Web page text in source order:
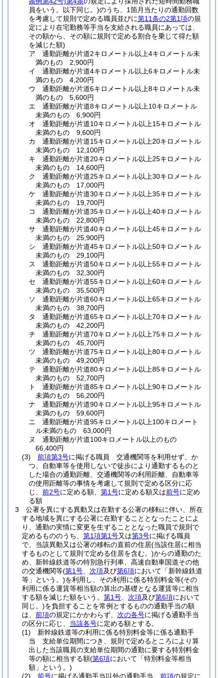
員をいう。以下同じ。)のうち、1箇月当たりの通勤回数
を考慮して規則で定める職員並びに第11条の2第1項の規
定により在宅勤務等手当を支給される職員にあっては、
その額から、その額に規則で定める割合を乗じて得た額
を減じた額)
ア
通勤距離が片道2キロメートル以上4キロメートル未
満のもの 2,900円
イ
通勤距離が片道4キロメートル以上6キロメートル未
満のもの 4,200円
ウ
通勤距離が片道6キロメートル以上8キロメートル未
満のもの 5,600円
エ
通勤距離が片道8キロメートル以上10キロメートル
未満のもの 6,900円
オ
通勤距離が片道10キロメートル以上15キロメートル
未満のもの 9,600円
カ
通勤距離が片道15キロメートル以上20キロメートル
未満のもの 12,100円
キ
通勤距離が片道20キロメートル以上25キロメートル
未満のもの 14,600円
ク
通勤距離が片道25キロメートル以上30キロメートル
未満のもの 17,000円
ケ
通勤距離が片道30キロメートル以上35キロメートル
未満のもの 19,700円
コ
通勤距離が片道35キロメートル以上40キロメートル
未満のもの 22,800円
サ
通勤距離が片道40キロメートル以上45キロメートル
未満のもの 25,900円
シ
通勤距離が片道45キロメートル以上50キロメートル
未満のもの 29,100円
ス
通勤距離が片道50キロメートル以上55キロメートル
未満のもの 32,300円
セ
通勤距離が片道55キロメートル以上60キロメートル
未満のもの 35,500円
ソ
通勤距離が片道60キロメートル以上65キロメートル
未満のもの 38,700円
タ
通勤距離が片道65キロメートル以上70キロメートル
未満のもの 42,200円
チ
通勤距離が片道70キロメートル以上75キロメートル
未満のもの 45,700円
ツ
通勤距離が片道75キロメートル以上80キロメートル
未満のもの 49,200円
テ
通勤距離が片道80キロメートル以上85キロメートル
未満のもの 52,700円
ト
通勤距離が片道85キロメートル以上90キロメートル
未満のもの 56,200円
ナ
通勤距離が片道90キロメートル以上95キロメートル
未満のもの 59,600円
ニ
通勤距離が片道95キロメートル以上100キロメート
ル未満のもの 63,000円
ヌ
通勤距離が片道100キロメートル以上のもの
66,400円
(3)
前項第3号に掲げる職員 交通機関等を利用せず、か
つ、自動車等を使用しないで徒歩により通勤するものと
した場合の通勤距離、交通機関等の利用距離、自動車等
の使用距離等の事情を考慮して規則で定める区分に応
じ、 前2号に定める額、 第1号に定める額又は前号に定め
る額
3
公署を異にする異動又は在勤する公署の移転に伴い、所在
する地域を異にする公署に在勤することとなったことによ
り、通勤の実情に変更を生ずることとなった職員で規則で
定めるもののうち、 第1項第1号又は第3号に掲げる職員
で、当該異動又は公署の移転の直前の住居(当該住居に相当
するものとして規則で定める住居を含む。)からの通勤のた
め、新幹線鉄道等の特別急行列車、高速自動車国道その他
の交通機関等(第1号 次項及び第6項において「新幹線鉄道
等」という。)を利用し、その利用に係る特別料金等(その
利用に係る運賃等相当額の算出の基礎となる運賃等に相当
する額を減じた額をいう。 第1号 次項及び第6項において
同じ。)を負担することを常例とするものの通勤手当の額
は、 前項の規定にかかわらず、 次の各号に掲げる通勤手当
の区分に応じ、 当該各号に定める額とする。
(1)
新幹線鉄道等の利用に係る特別料金等に係る通勤手
当 支給単位期間につき、規則で定めるところにより算
出した当該職員の支給単位期間の通勤に要する特別料金
等の額に相当する額(第6項において「特別料金等相当
額」という。)
(2)
前号に掲げる通勤手当以外の通勤手当 前項の規定に